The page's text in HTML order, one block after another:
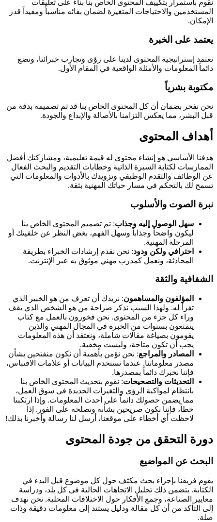
نقوم باستمرار بتكييف المحتوى الخاص بنا بناءً على تعليقات
المستخدمين والاحتياجات المتغيرة لضمان بقائه مناسباً ومفيداً قدر
الإمكان.
يعتمد على الخبرة
تعتمد إستراتيجية المحتوى لدينا على رؤى وتجارب خبرائنا، ونضع
دائماً المعلومات والأمثلة الواقعية في المقام الأول.
مكتوبة بشرياً
نحن نفخر بضمان أن كل المحتوى الخاص بنا قد تم تصميمه بدقة من
قبل البشر، مما يعكس التزامنا بالأصالة والإبداع والجودة.
أهداف المحتوى
هدفنا الأساسي هو إنشاء محتوى له قيمة تعليمية، ومشاركتك أفضل
الممارسات لكتابة السيرة الذاتية وخطابات التقديم والبحث الفعال
عن الوظائف والتقدم الوظيفي وتزويدك بالأدوات والمعلومات التي
تسمح لك بالتحكم في مسار حياتك المهنية بثقة.
نبرة الصوت والأسلوب
سهل الوصول إليه وجذاب: تم ​​تصميم المحتوى الخاص بنا
ليكون واضحاً وجذاباً وسهل الفهم، بغض النظر عن خلفيتك أو
المرحلة المهنية.
احترافي ولكن ودود: نحن نقدم إرشادات الخبراء بطريقة
المحادثة، ونعمل كمدرب مهني موثوق به عبر الإنترنت.
الشفافية والثقة
المؤلفون والمساهمون: نريدك أن تعرف من هو الخبير الذي
تقرأ له. ولهذا السبب نذكر صراحة من هو الشخص الذي يقف
وراء كل جزء من المحتوى. نحن فخورون بالعمل مع كتاب
يتمتعون بسنوات من الخبرة في المجال المهني والذين
يقومون بصياغة مقالات شاملة، ونعتقد أن هذه المعلومات
يجب أن تكون متاحة، وليست مخفية.
المصادر والمراجع: نحن نؤمن بأهمية أن نكون منفتحين بشأن
مصدر معلوماتنا. عندما نستخدم البيانات أو علامات الاقتباس،
فإننا نخبرك دائماً بمصدرها.
التحديثات والتصحيحات: نقوم بتحديث المحتوى الخاص بنا
بانتظام لمواكبة الرؤى والتغيرات الجديدة في سوق العمل،
مما يضمن حصولك دائماً على أحدث المعلومات. وإذا ارتكبنا
خطأ، فإننا نكون صريحين بشأنه ونصلحه على الفور. إذا
لاحظت أي أخطاء على موقعنا، أرسل لنا رسالة وأخبرنا بذلك!
دورة التحقق من جودة المحتوى
البحث عن المواضيع
يقوم فريقنا بإجراء بحث مكثف حول كل موضوع قبل البدء في
الكتابة. يتضمن ذلك تحليل الاتجاهات الحالية في كل بلد، ودراسة
معايير الصناعة، وجمع الأفكار حول الاختلافات المحلية. نحن نهدف
إلى التأكد من أن كل مقالة ودليل يستند إلى معلومات دقيقة وذات
صلة.